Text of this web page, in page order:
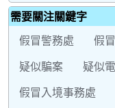
需要關注關鍵字
假冒警務處
假
疑似騙案
疑似
假冒入境事務處